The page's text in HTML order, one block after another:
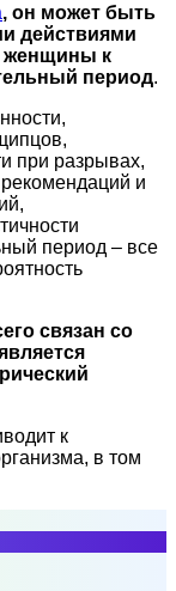
, он может быть
действиями
женщины к
период.
при разрывах,
и
период – все
связан со
к
в том